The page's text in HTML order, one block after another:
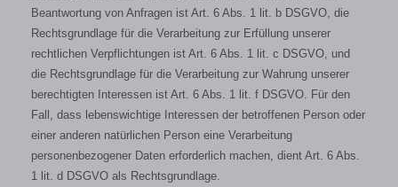
Beantwortung von Anfragen ist Art. 6 Abs. 1 lit. b DSGVO, die
Rechtsgrundlage für die Verarbeitung zur Erfüllung unserer
rechtlichen Verpflichtungen ist Art. 6 Abs. 1 lit. c DSGVO, und
die Rechtsgrundlage für die Verarbeitung zur Wahrung unserer
berechtigten Interessen ist Art. 6 Abs. 1 lit. f DSGVO. Für den
Fall, dass lebenswichtige Interessen der betroffenen Person oder
einer anderen natürlichen Person eine Verarbeitung
personenbezogener Daten erforderlich machen, dient Art. 6 Abs.
1 lit. d DSGVO als Rechtsgrundlage.